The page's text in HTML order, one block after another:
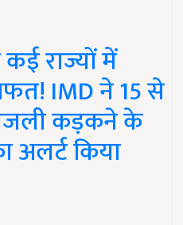
राज्यों में
IMD ने 15 से
कड़कने के
अलर्ट किया